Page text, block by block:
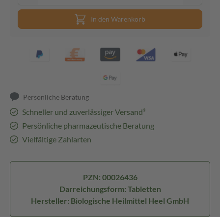
In den Warenkorb
Persönliche Beratung
Schneller und zuverlässiger Versand³
Persönliche pharmazeutische Beratung
Vielfältige Zahlarten
PZN: 00026436
Darreichungsform: Tabletten
Hersteller: Biologische Heilmittel Heel GmbH